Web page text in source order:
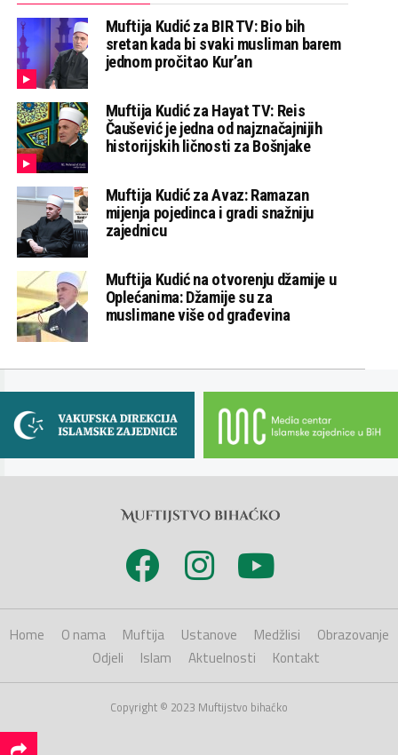
Muftija Kudić za BIR TV: Bio bih
sretan kada bi svaki musliman barem
jednom pročitao Kur’an
Muftija Kudić za Hayat TV: Reis
Čaušević je jedna od najznačajnijih
historijskih ličnosti za Bošnjake
Muftija Kudić za Avaz: Ramazan
mijenja pojedinca i gradi snažniju
zajednicu
Muftija Kudić na otvorenju džamije u
Oplećanima: Džamije su za
muslimane više od građevina
Home O nama Muftija Ustanove Medžlisi
Obrazovanje
Odjeli
Islam Aktuelnosti Kontakt
Copyright © 2023 Muftijstvo bihaćko